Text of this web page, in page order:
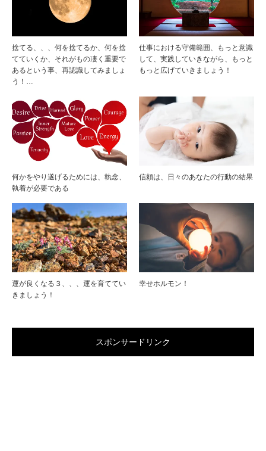
捨てる、、、何を捨てるか、何を捨
てていくか、それがもの凄く重要で
あるという事、再認識してみましょ
う！…
仕事における守備範囲、もっと意識
して、実践していきながら、もっと
もっと広げていきましょう！
何かをやり遂げるためには、執念、
執着が必要である
信頼は、日々のあなたの行動の結果
運が良くなる３、、、運を育ててい
きましょう！
幸せホルモン！
スポンサードリンク